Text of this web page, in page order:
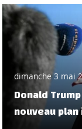
dimanche 3 mai
Donald
nouveau